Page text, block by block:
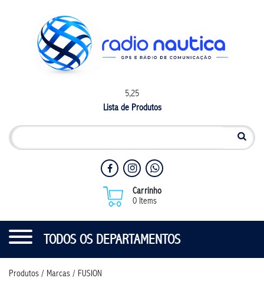
5,25
Lista de Produtos
Carrinho
0 Items
TODOS OS DEPARTAMENTOS
Produtos / Marcas / FUSION